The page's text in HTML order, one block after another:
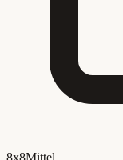
8x8Mittel